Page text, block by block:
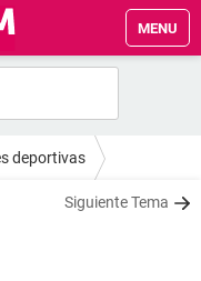
MENU
deportivas
Siguiente Tema